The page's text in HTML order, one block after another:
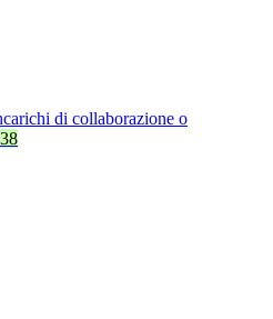
di collaborazione o
38